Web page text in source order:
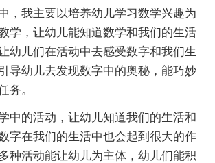
，我主要以培养幼儿学习数学兴趣为
学，让幼儿能知道数学和我们的生活
幼儿们在活动中去感受数字和我们生
导幼儿去发现数字中的奥秘，能巧妙
务。
中的活动，让幼儿知道我们的生活和
字在我们的生活中也会起到很大的作
种活动能让幼儿为主体，幼儿们能积